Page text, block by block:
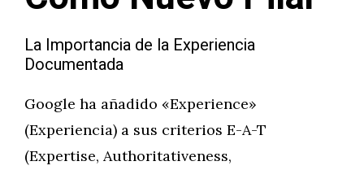
La Importancia de la Experiencia
Documentada
Google ha añadido «Experience»
(Experiencia) a sus criterios E-A-T
(Expertise, Authoritativeness,